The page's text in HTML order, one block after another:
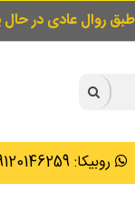
در حال پردازش و
روبیکا: 09120146259